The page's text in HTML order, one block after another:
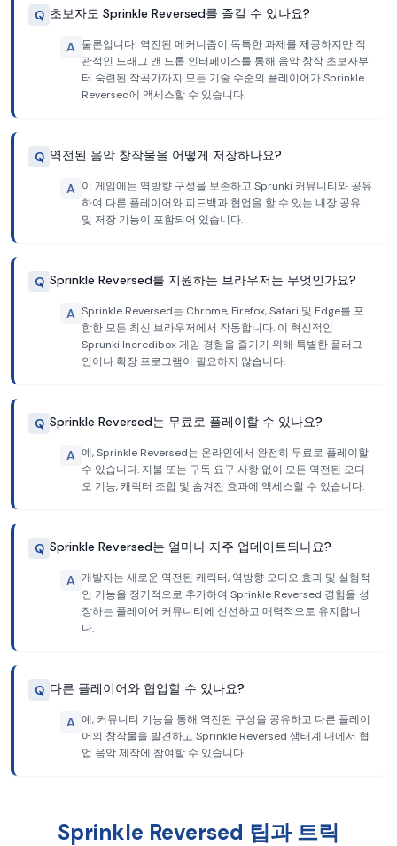
Q 초보자도 Sprinkle Reversed를 즐길 수 있나요?
A 물론입니다! 역전된 메커니즘이 독특한 과제를 제공하지만 직
관적인 드래그 앤 드롭 인터페이스를 통해 음악 창작 초보자부
터 숙련된 작곡가까지 모든 기술 수준의 플레이어가 Sprinkle
Reversed에 액세스할 수 있습니다.
Q 역전된 음악 창작물을 어떻게 저장하나요?
A 이 게임에는 역방향 구성을 보존하고 Sprunki 커뮤니티와 공유
하여 다른 플레이어와 피드백과 협업을 할 수 있는 내장 공유
및 저장 기능이 포함되어 있습니다.
Q Sprinkle Reversed를 지원하는 브라우저는 무엇인가요?
A Sprinkle Reversed는 Chrome, Firefox, Safari 및 Edge를 포
함한 모든 최신 브라우저에서 작동합니다. 이 혁신적인
Sprunki Incredibox 게임 경험을 즐기기 위해 특별한 플러그
인이나 확장 프로그램이 필요하지 않습니다.
Q Sprinkle Reversed는 무료로 플레이할 수 있나요?
A 예, Sprinkle Reversed는 온라인에서 완전히 무료로 플레이할
수 있습니다. 지불 또는 구독 요구 사항 없이 모든 역전된 오디
오 기능, 캐릭터 조합 및 숨겨진 효과에 액세스할 수 있습니다.
Q Sprinkle Reversed는 얼마나 자주 업데이트되나요?
A 개발자는 새로운 역전된 캐릭터, 역방향 오디오 효과 및 실험적
인 기능을 정기적으로 추가하여 Sprinkle Reversed 경험을 성
장하는 플레이어 커뮤니티에 신선하고 매력적으로 유지합니
다.
Q 다른 플레이어와 협업할 수 있나요?
A 예, 커뮤니티 기능을 통해 역전된 구성을 공유하고 다른 플레이
어의 창작물을 발견하고 Sprinkle Reversed 생태계 내에서 협
업 음악 제작에 참여할 수 있습니다.
Sprinkle Reversed 팁과 트릭